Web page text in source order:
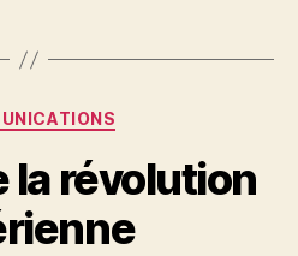
Catégories
la révolution
N
e
d
b